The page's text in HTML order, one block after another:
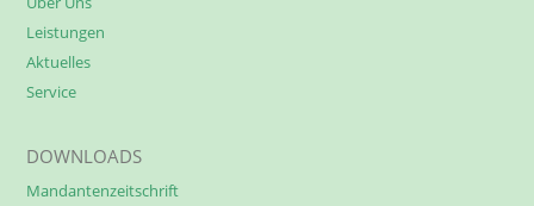
Leistungen
Aktuelles
Service
DOWNLOADS
Mandantenzeitschrift